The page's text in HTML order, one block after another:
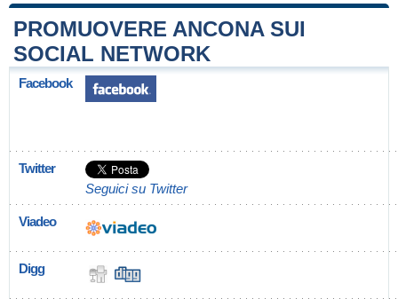
PROMUOVERE ANCONA SUI
SOCIAL NETWORK
Facebook
Twitter
Seguici su Twitter
Viadeo
Digg